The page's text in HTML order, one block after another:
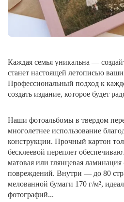
Каждая семья уникальна —
станет настоящей летописью
Профессиональный подход к
создать издание, которое будет
Наши фотоальбомы в твердом
многолетнее использование
конструкции. Прочный картон
бесклеевой переплет
матовая или глянцевая
повреждений. Внутри — до 80
мелованной бумаги 170 г/м²,
фотографий...